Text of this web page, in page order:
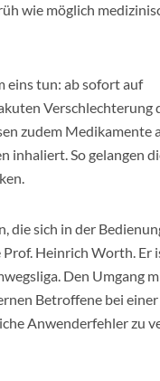
wie möglich
eins tun: ab sofort auf
Verschlechterung
zudem Medikamente
inhaliert. So gelangen
die sich in der
Heinrich Worth. Er
Den Umgang
Betroffene bei einer
Anwenderfehler zu